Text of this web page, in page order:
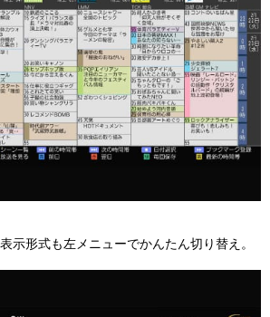
示形式も左メニューでかんたん切り替え。